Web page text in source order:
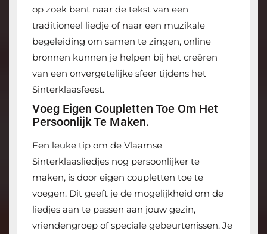
op zoek bent naar de tekst van een
traditioneel liedje of naar een muzikale
begeleiding om samen te zingen, online
bronnen kunnen je helpen bij het creëren
van een onvergetelijke sfeer tijdens het
Sinterklaasfeest.
Voeg Eigen Coupletten Toe Om Het
Persoonlijk Te Maken.
Een leuke tip om de Vlaamse
Sinterklaasliedjes nog persoonlijker te
maken, is door eigen coupletten toe te
voegen. Dit geeft je de mogelijkheid om de
liedjes aan te passen aan jouw gezin,
vriendengroep of speciale gebeurtenissen. Je